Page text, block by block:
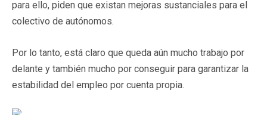
para ello, piden que existan mejoras sustanciales para el
colectivo de autónomos.
Por lo tanto, está claro que queda aún mucho trabajo por
delante y también mucho por conseguir para garantizar la
estabilidad del empleo por cuenta propia.